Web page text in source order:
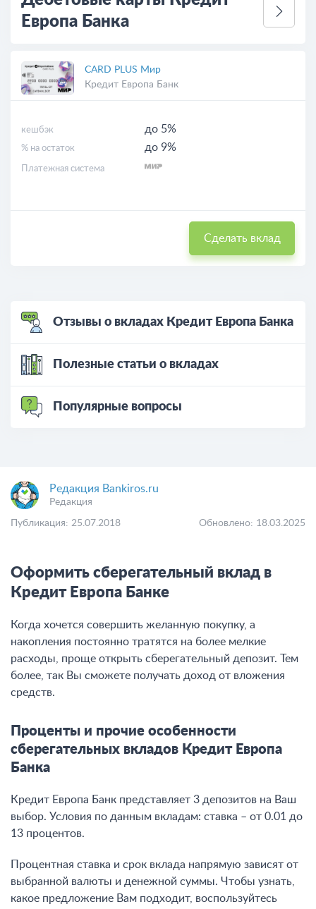
Европа Банка
CARD PLUS Мир
Кредит Европа Банк
кешбэк до 5%
% на остаток до 9%
Платежная система
Сделать вклад
Отзывы о вкладах Кредит Европа Банка
Полезные статьи о вкладах
Популярные вопросы
Редакция Bankiros.ru
Редакция
Публикация: 25.07.2018 Обновлено: 18.03.2025
Оформить сберегательный вклад в
Кредит Европа Банке
Когда хочется совершить желанную покупку, а
накопления постоянно тратятся на более мелкие
расходы, проще открыть сберегательный депозит. Тем
более, так Вы сможете получать доход от вложения
средств.
Проценты и прочие особенности
сберегательных вкладов Кредит Европа
Банка
Кредит Европа Банк представляет 3 депозитов на Ваш
выбор. Условия по данным вкладам: ставка – от 0.01 до
13 процентов.
Процентная ставка и срок вклада напрямую зависят от
выбранной валюты и денежной суммы. Чтобы узнать,
какое предложение Вам подходит, воспользуйтесь